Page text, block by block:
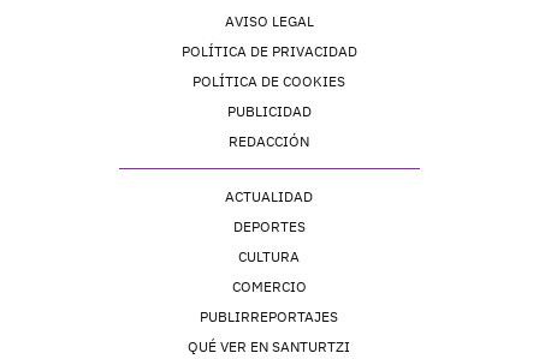
AVISO LEGAL
POLÍTICA DE PRIVACIDAD
POLÍTICA DE COOKIES
PUBLICIDAD
REDACCIÓN
ACTUALIDAD
DEPORTES
CULTURA
COMERCIO
PUBLIRREPORTAJES
QUÉ VER EN SANTURTZI